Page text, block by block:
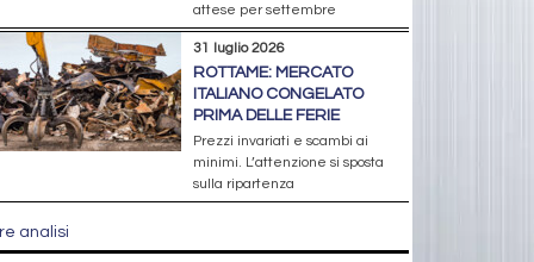
attese per settembre
31 luglio 2026
ROTTAME: MERCATO
ITALIANO CONGELATO
PRIMA DELLE FERIE
Prezzi invariati e scambi ai
minimi. L’attenzione si sposta
sulla ripartenza
analisi